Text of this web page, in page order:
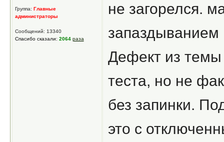
Группа: Главные
администраторы
Сообщений: 13340
Спасибо сказали: 2064 раза
не загорелся.
запаздыванием
Дефект из темы
теста, но не
без запинки.
это с